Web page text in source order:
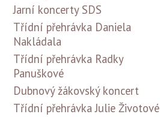
Jarní koncerty SDS
Třídní přehrávka Daniela
Nakládala
Třídní přehrávka Radky
Panuškové
Dubnový žákovský koncert
Třídní přehrávka Julie Životové